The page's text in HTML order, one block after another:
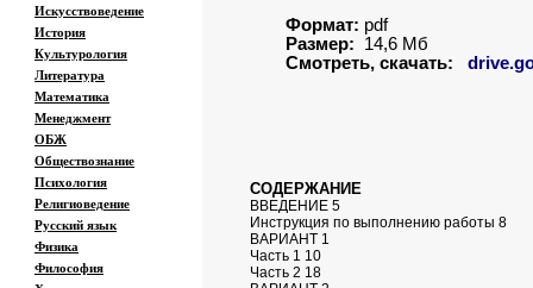
Формат: pdf
Размер:
14,6 Мб
Смотреть, скачать:
СОДЕРЖАНИЕ
ВВЕДЕНИЕ 5
Инструкция по выполнению работы 8
ВАРИАНТ 1
Часть 1 10
Часть 2 18
Искусствоведение
История
Культурология
Литература
Математика
Менеджмент
ОБЖ
Обществознание
Психология
Религиоведение
Русский язык
Физика
Философия